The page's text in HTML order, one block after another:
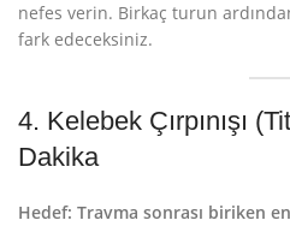
nefes verin. Birkaç turun
fark edeceksiniz.
4. Kelebek Çırpınışı
Dakika
Hedef: Travma sonrası biriken